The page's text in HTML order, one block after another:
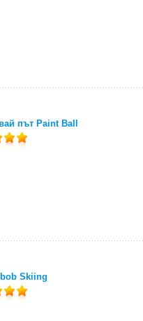
път Paint Ball
Skiing